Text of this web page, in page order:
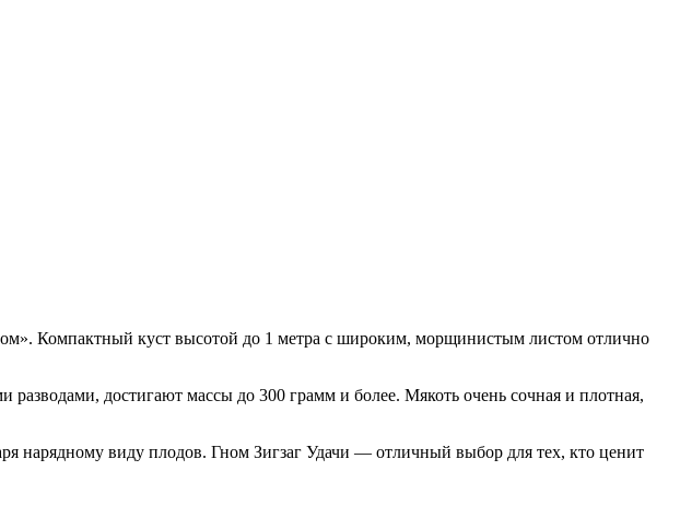
Компактный куст высотой до 1 метра с широким, морщинистым листом отлично
достигают массы до 300 грамм и более. Мякоть очень сочная и плотная,
нарядному виду плодов. Гном Зигзаг Удачи — отличный выбор для тех, кто ценит